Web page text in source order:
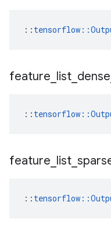
::
feature list dense
::
feature list
::